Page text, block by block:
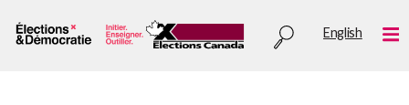
au
Utility
English